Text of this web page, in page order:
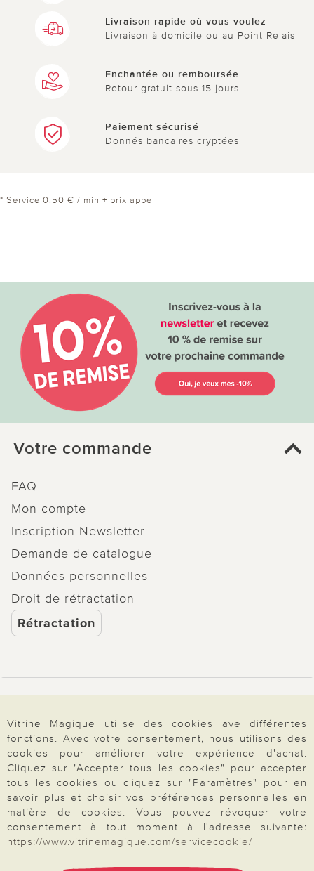
Livraison rapide où vous voulez
Livraison à domicile ou au Point Relais
Enchantée ou remboursée
Retour gratuit sous 15 jours
Paiement sécurisé
Donnés bancaires cryptées
* Service 0,50 € / min + prix appel
Votre commande
FAQ
Mon compte
Inscription Newsletter
Demande de catalogue
Données personnelles
Droit de rétractation
Rétractation
À propos de nous
Besoin d'aide?
Mentions légales | Données & liberté
Vitrine Magique utilise des cookies ave différentes
fonctions. Avec votre consentement, nous utilisons des
cookies pour améliorer votre expérience d'achat.
Cliquez sur "Accepter tous les cookies" pour accepter
tous les cookies ou cliquez sur "Paramètres" pour en
savoir plus et choisir vos préférences personnelles en
matière de cookies. Vous pouvez révoquer votre
consentement à tout moment à l'adresse suivante:
https://www.vitrinemagique.com/servicecookie/